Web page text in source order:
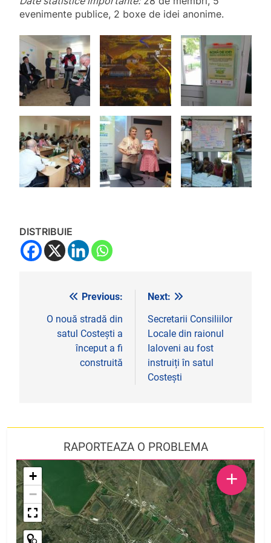
evenimente publice, 2 boxe de idei anonime.
DISTRIBUIE
Navigare
articole
Previous:
O nouă stradă din
satul Costești a
început a fi
construită
Next:
Secretarii Consiliilor
Locale din raionul
Ialoveni au fost
instruiți în satul
Costești
RAPORTEAZA O PROBLEMA
+
−
+